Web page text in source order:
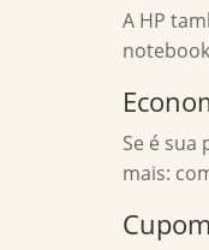
A HP
Se é sua
mais: